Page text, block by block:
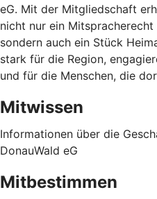
eG. Mit der Mitgliedschaft
nicht nur ein
sondern auch ein Stück
stark für die Region,
und für die Menschen, die
Mitwissen
Informationen über die
DonauWald eG
Mitbestimmen